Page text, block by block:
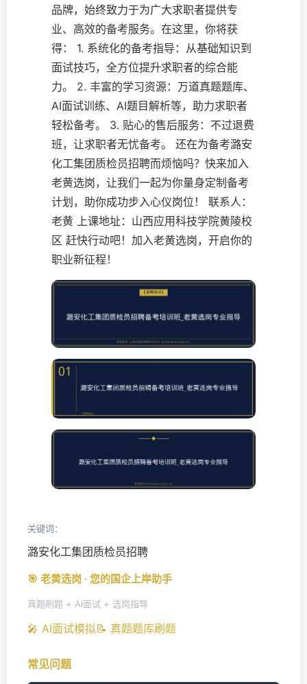
品牌，始终致力于为广大求职者提供专
业、高效的备考服务。在这里，你将获
得： 1. 系统化的备考指导：从基础知识到
面试技巧，全方位提升求职者的综合能
力。 2. 丰富的学习资源：万道真题题库、
AI面试训练、AI题目解析等，助力求职者
轻松备考。 3. 贴心的售后服务：不过退费
班，让求职者无忧备考。 还在为备考潞安
化工集团质检员招聘而烦恼吗？快来加入
老黄选岗，让我们一起为你量身定制备考
计划，助你成功步入心仪岗位！ 联系人：
老黄 上课地址：山西应用科技学院黄陵校
区 赶快行动吧！加入老黄选岗，开启你的
职业新征程！
关键词：
潞安化工集团质检员招聘
🎯 老黄选岗 · 您的国企上岸助手
真题刷题 + AI面试 + 选岗指导
🎤 AI面试模拟📝 真题题库刷题
常见问题